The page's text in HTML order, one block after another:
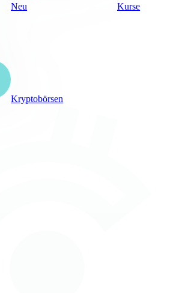
Neu Kurse
Kryptobörsen